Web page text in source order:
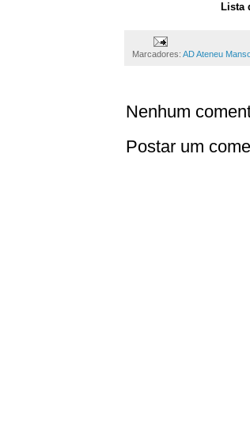
Lista
Marcadores: AD Ateneu
Nenhum
Postar um